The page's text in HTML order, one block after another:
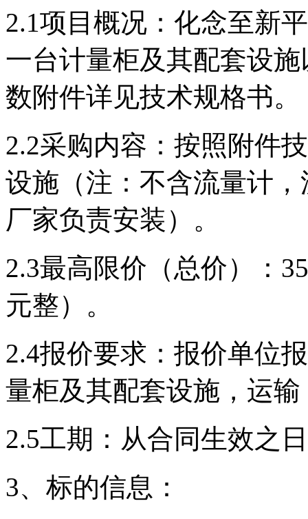
2.1项目概况：化念至新
一台计量柜及其配套设
数附件详见技术规格书。
2.2采购内容：按照附件
设施（注：不含流量计，
厂家负责安装 ）。
2.3最高限价（总价）：
元整）。
2.4报价要求：报价单位
量柜及其配套设施，运
2.5工期：从合同生效之
3、标的信息：